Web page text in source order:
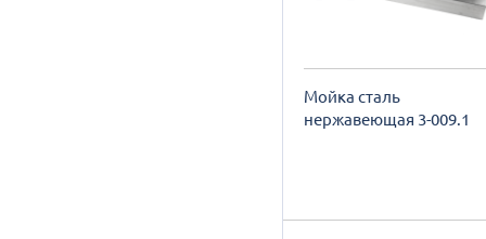
Мойка сталь
нержавеющая 3-009.1